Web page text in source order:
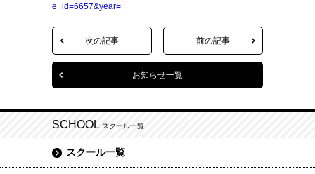
e_id=6657&year=
次の記事 前の記事
お知らせ一覧
SCHOOL スクール一覧
スクール一覧